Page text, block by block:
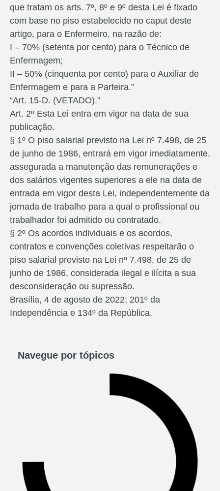
que tratam os arts. 7º, 8º e 9º desta Lei é fixado
com base no piso estabelecido no caput deste
artigo, para o Enfermeiro, na razão de:
I – 70% (setenta por cento) para o Técnico de
Enfermagem;
II – 50% (cinquenta por cento) para o Auxiliar de
Enfermagem e para a Parteira.”
“Art. 15-D. (VETADO).”
Art. 2º Esta Lei entra em vigor na data de sua
publicação.
§ 1º O piso salarial previsto na Lei nº 7.498, de 25
de junho de 1986, entrará em vigor imediatamente,
assegurada a manutenção das remunerações e
dos salários vigentes superiores a ele na data de
entrada em vigor desta Lei, independentemente da
jornada de trabalho para a qual o profissional ou
trabalhador foi admitido ou contratado.
§ 2º Os acordos individuais e os acordos,
contratos e convenções coletivas respeitarão o
piso salarial previsto na Lei nº 7.498, de 25 de
junho de 1986, considerada ilegal e ilícita a sua
desconsideração ou supressão.
Brasília, 4 de agosto de 2022; 201º da
Independência e 134º da República.
Navegue por tópicos​